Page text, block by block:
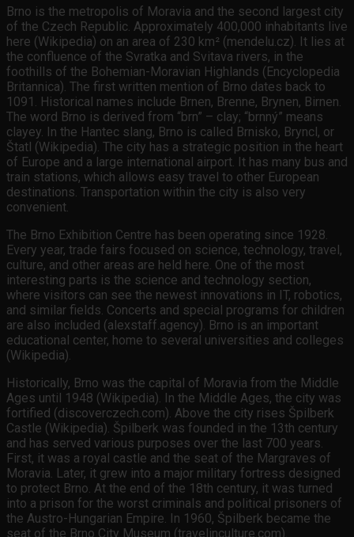
Brno is the metropolis of Moravia and the second largest city
of the Czech Republic. Approximately 400,000 inhabitants live
here (Wikipedia) on an area of 230 km² (mendelu.cz). It lies at
the confluence of the Svratka and Svitava rivers, in the
foothills of the Bohemian-Moravian Highlands (Encyclopedia
Britannica). The first written mention of Brno dates back to
1091. Historical names include Brnen, Brenne, Brynen, Birnen.
The word Brno is derived from “brn” – clay; “brnný” means
clayey. In the Hantec slang, Brno is called Brnisko, Bryncl, or
Štatl (Wikipedia). The city has a strategic position in the heart
of Europe and a large international airport. It has many bus and
train stations, which allows easy travel to other European
destinations. Transportation within the city is also very
convenient.
The Brno Exhibition Centre has been operating since 1928.
Every year, trade fairs focused on science, technology, travel,
culture, and other areas are held here. One of the most
interesting parts is the science and technology section,
where visitors can see the newest innovations in IT, robotics,
and similar fields. Concerts and special programs for children
are also included (alexstaff.agency). Brno is an important
educational center, home to several universities and colleges
(Wikipedia).
Historically, Brno was the capital of Moravia from the Middle
Ages until 1948 (Wikipedia). In the Middle Ages, the city was
fortified (discoverczech.com). Above the city rises Špilberk
Castle (Wikipedia). Špilberk was founded in the 13th century
and has served various purposes over the last 700 years.
First, it was a royal castle and the seat of the Margraves of
Moravia. Later, it grew into a major military fortress designed
to protect Brno. At the end of the 18th century, it was turned
into a prison for the worst criminals and political prisoners of
the Austro-Hungarian Empire. In 1960, Špilberk became the
seat of the Brno City Museum (travelinculture.com).